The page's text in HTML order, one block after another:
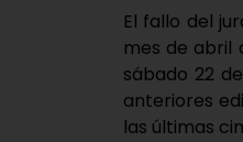
El fallo del
mes de abril
sábado 22
anteriores
las últimas